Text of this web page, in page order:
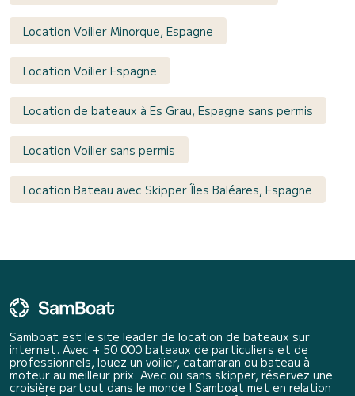
Location Voilier Minorque, Espagne
Location Voilier Espagne
Location de bateaux à Es Grau, Espagne sans permis
Location Voilier sans permis
Location Bateau avec Skipper Îles Baléares, Espagne
Samboat est le site leader de location de bateaux sur
internet. Avec + 50 000 bateaux de particuliers et de
professionnels, louez un voilier, catamaran ou bateau à
moteur au meilleur prix. Avec ou sans skipper, réservez une
croisière partout dans le monde ! Samboat met en relation